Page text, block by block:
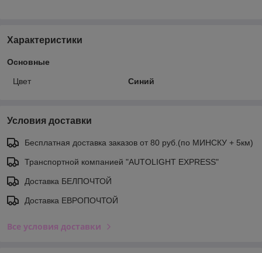
Характеристики
Основные
Цвет Синий
Условия доставки
Бесплатная доставка заказов от 80 руб.(по МИНСКУ + 5км)
Транспортной компанией "AUTOLIGHT EXPRESS"
Доставка БЕЛПОЧТОЙ
Доставка ЕВРОПОЧТОЙ
Все условия доставки